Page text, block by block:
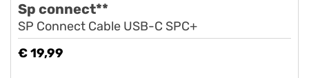
Sp connect**
SP Connect Cable USB-C SPC+
€ 19,99